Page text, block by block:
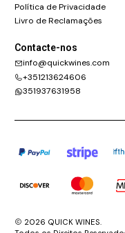
Política de Privacidade
Livro de Reclamações
Contacte-nos
info@quickwines.com
+351213624606
351937631958
2026 QUICK WINES.